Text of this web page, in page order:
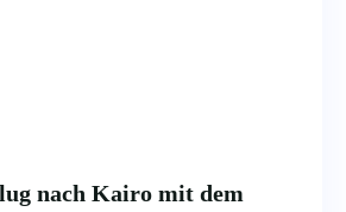
nach Kairo mit dem